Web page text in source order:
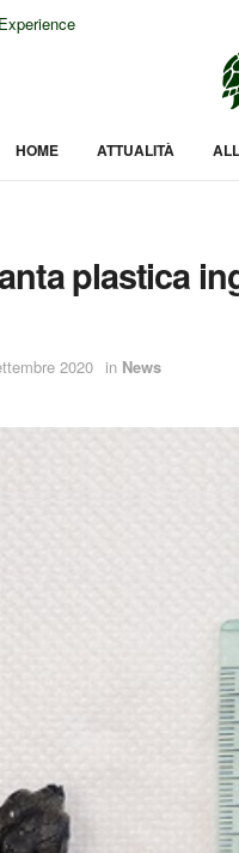
HOME ATTUALITÀ
plastica
2020 in News